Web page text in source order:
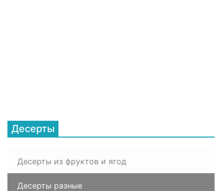
Десерты
Десерты из фруктов и ягод
Десерты разные